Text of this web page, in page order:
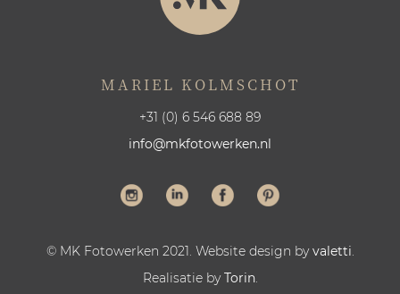
MARIEL KOLMSCHOT
+31 (0) 6 546 688 89
info@mkfotowerken.nl
© MK Fotowerken 2021. Website design byvaletti.
Realisatie byTorin.